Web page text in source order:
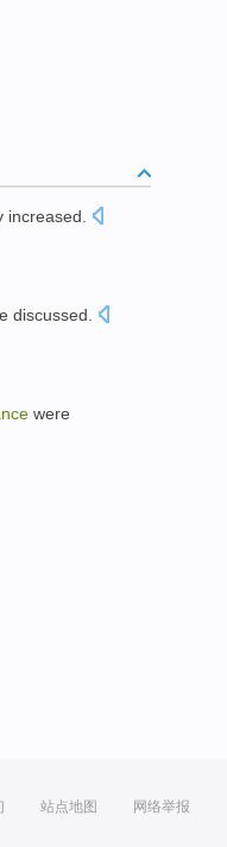
increased.
discussed
were
站点地图 网络举报